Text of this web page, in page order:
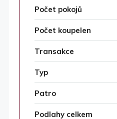
Počet pokojů
Počet koupelen
Transakce
Typ
Patro
Podlahy celkem